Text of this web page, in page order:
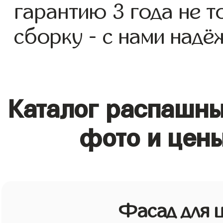
гарантию 3 года не
сборку - с нами
Каталог
фото и
Фасад для